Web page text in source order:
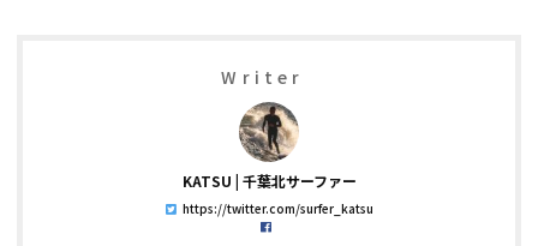
Writer
KATSU 千葉北サーファー
https://twitter.com/surfer_katsu